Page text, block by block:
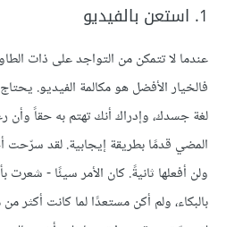
1. استعن بالفيديو
عندما لا تتمكن من التواجد على ذات
فالخيار الأفضل هو مكالمة الفيديو.
لغة جسدك، وإدراك أنك تهتم به حقاً
المضي قدمًا بطريقة إيجابية. لقد سرّحت
ولن أفعلها ثانيةً. كان الأمر سيئًا -
بالبكاء، ولم أكن مستعدًا لما كانت أكثر